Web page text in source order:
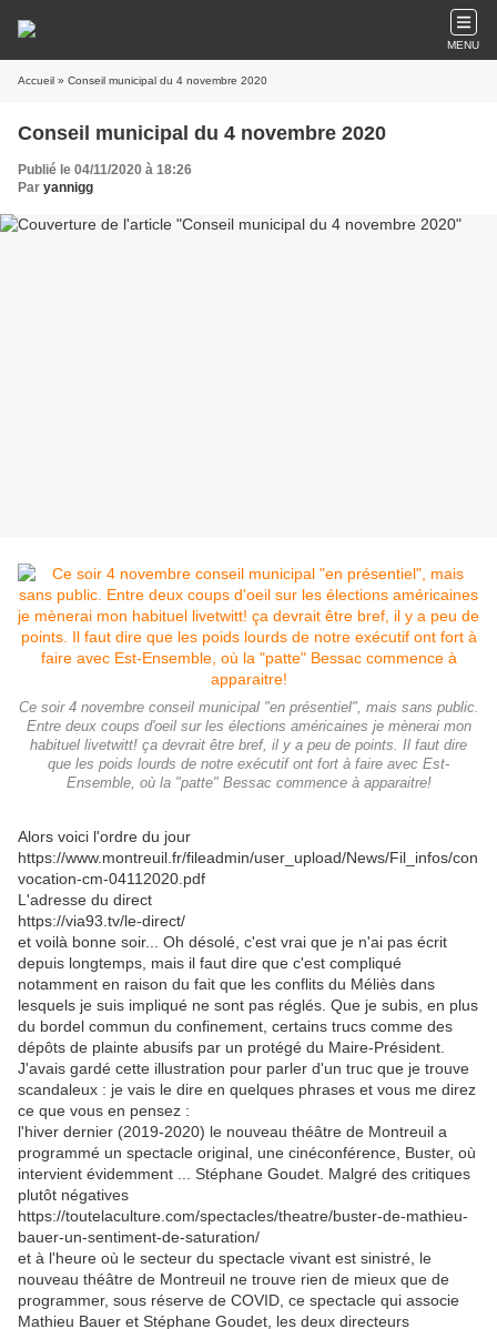
MENU
Accueil » Conseil municipal du 4 novembre 2020
Conseil municipal du 4 novembre 2020
Publié le 04/11/2020 à 18:26
Par yannigg
Ce soir 4 novembre conseil municipal "en présentiel", mais sans public.
Entre deux coups d'oeil sur les élections américaines je mènerai mon
habituel livetwitt! ça devrait être bref, il y a peu de points. Il faut dire
que les poids lourds de notre exécutif ont fort à faire avec Est-
Ensemble, où la "patte" Bessac commence à apparaitre!
Alors voici l'ordre du jour
https://www.montreuil.fr/fileadmin/user_upload/News/Fil_infos/con
vocation-cm-04112020.pdf
L'adresse du direct
https://via93.tv/le-direct/
et voilà bonne soir... Oh désolé, c'est vrai que je n'ai pas écrit
depuis longtemps, mais il faut dire que c'est compliqué
notamment en raison du fait que les conflits du Méliès dans
lesquels je suis impliqué ne sont pas réglés. Que je subis, en plus
du bordel commun du confinement, certains trucs comme des
dépôts de plainte abusifs par un protégé du Maire-Président.
J'avais gardé cette illustration pour parler d'un truc que je trouve
scandaleux : je vais le dire en quelques phrases et vous me direz
ce que vous en pensez :
l'hiver dernier (2019-2020) le nouveau théâtre de Montreuil a
programmé un spectacle original, une cinéconférence, Buster, où
intervient évidemment ... Stéphane Goudet. Malgré des critiques
plutôt négatives
https://toutelaculture.com/spectacles/theatre/buster-de-mathieu-
bauer-un-sentiment-de-saturation/
et à l'heure où le secteur du spectacle vivant est sinistré, le
nouveau théâtre de Montreuil ne trouve rien de mieux que de
programmer, sous réserve de COVID, ce spectacle qui associe
Mathieu Bauer et Stéphane Goudet, les deux directeurs